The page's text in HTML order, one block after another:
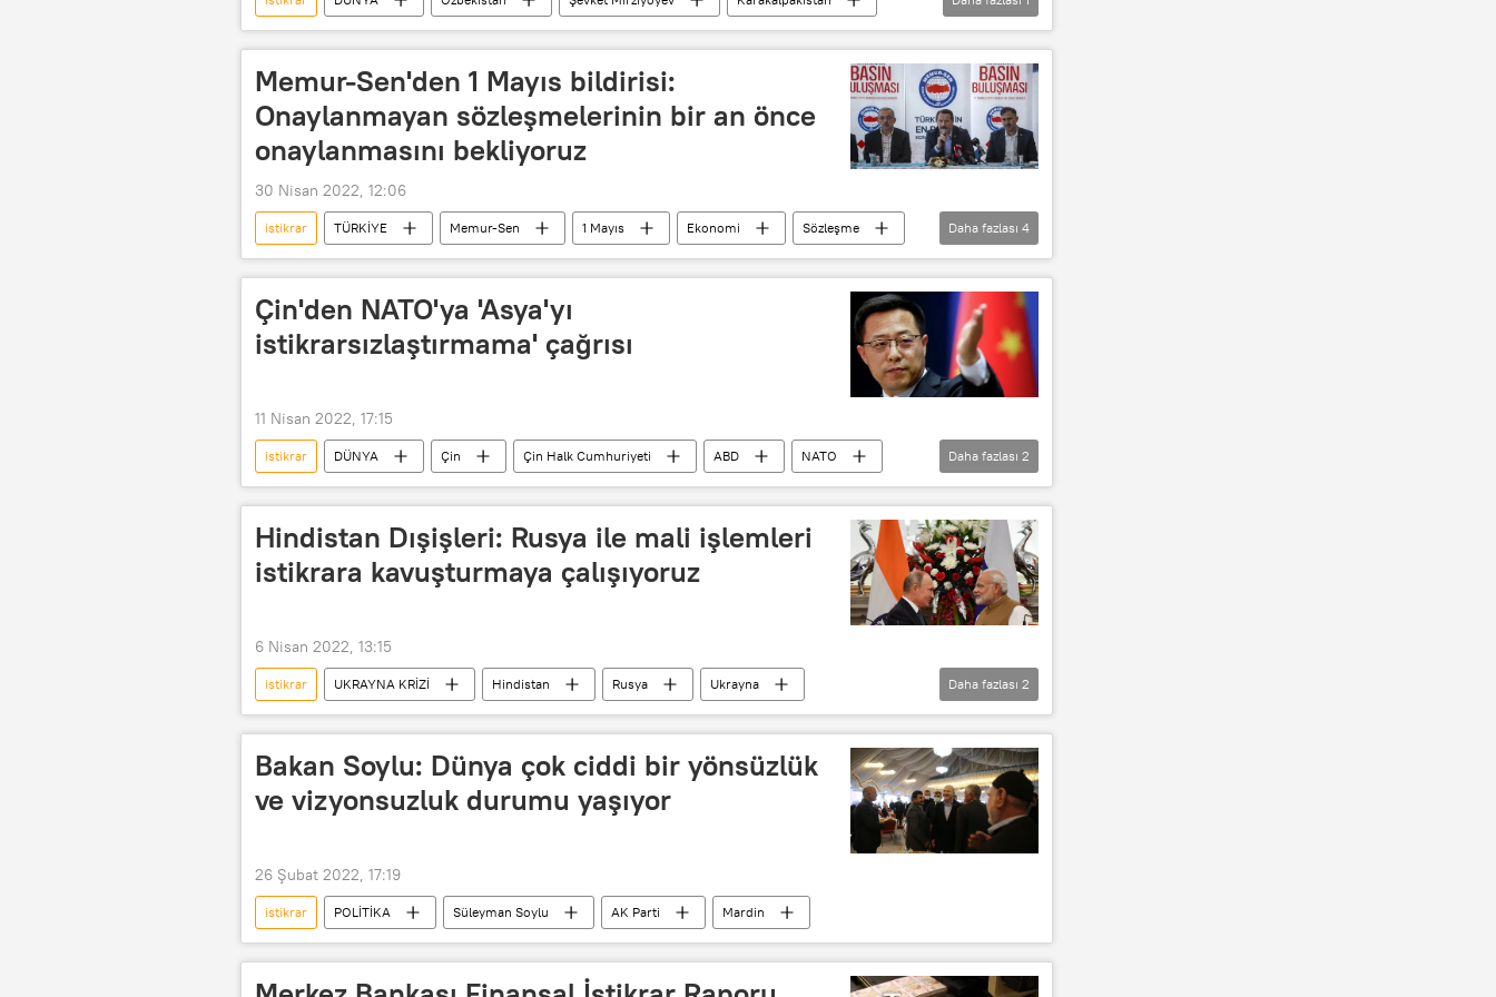
Protesto
Memur-Sen'den 1 Mayıs bildirisi:
Onaylanmayan sözleşmelerinin bir an önce
onaylanmasını bekliyoruz
30 Nisan 2022, 12:06
istikrar TÜRKİYE Memur-Sen 1 Mayıs Ekonomi
Sözleşme
Şiddet
Taciz Hukukun üstünlüğü Sosyal adaletsizlik
Daha fazlası 4
Çin'den NATO'ya 'Asya'yı
istikrarsızlaştırmama' çağrısı
11 Nisan 2022, 17:15
istikrar DÜNYA Çin Çin Halk Cumhuriyeti ABD
NATO
Cao Licien
Tepki
Daha fazlası 2
Hindistan Dışişleri: Rusya ile mali işlemleri
istikrara kavuşturmaya çalışıyoruz
6 Nisan 2022, 13:15
istikrar UKRAYNA KRİZİ Hindistan Rusya
Ukrayna
Birleşmiş Milletler (BM)
Subrahmanyam Jaishankar
Daha fazlası 2
Bakan Soylu: Dünya çok ciddi bir yönsüzlük
ve vizyonsuzluk durumu yaşıyor
26 Şubat 2022, 17:19
istikrar POLİTİKA Süleyman Soylu AK Parti Mardin